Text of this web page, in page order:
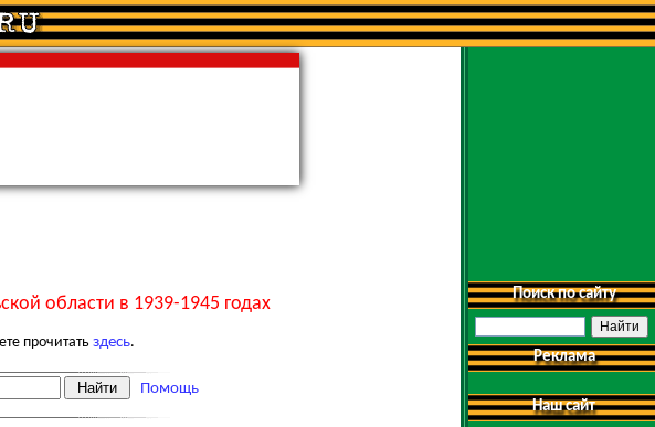
области в 1939-1945 годах
прочитать здесь.
Помощь
Поиск по сайту
Реклама
Наш сайт